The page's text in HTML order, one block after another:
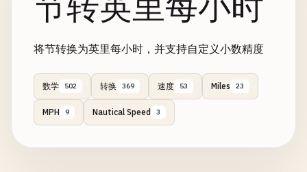
节转英里每小时
将节转换为英里每小时，并支持自定义小数精度
数学 502 转换 369 速度 53 Miles 23
MPH 9 Nautical Speed 3